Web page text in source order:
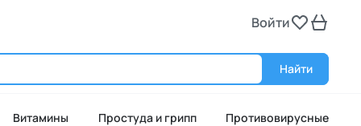
Войти
Найти
Витамины Простуда и грипп Противовирусные